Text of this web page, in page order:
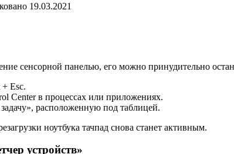
19.03.2021
сенсорной панелью, его можно принудительно
Esc.
Center в процессах или приложениях.
расположенную под таблицей.
ноутбука тачпад снова станет активным.
устройств»